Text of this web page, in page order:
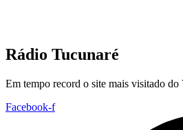
Rádio Tucunaré
Em tempo record o site mais visitado
Facebook-f